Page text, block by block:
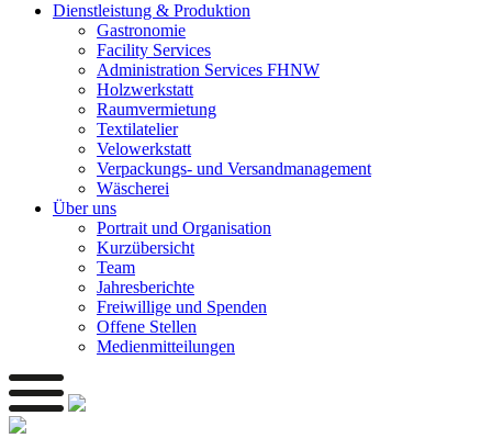
Dienstleistung & Produktion
Gastronomie
Facility Services
Administration Services FHNW
Holzwerkstatt
Raumvermietung
Textilatelier
Velowerkstatt
Verpackungs- und Versandmanagement
Wäscherei
Über uns
Portrait und Organisation
Kurzübersicht
Team
Jahresberichte
Freiwillige und Spenden
Offene Stellen
Medienmitteilungen